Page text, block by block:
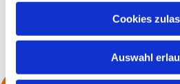
h
Cookies
Auswahl